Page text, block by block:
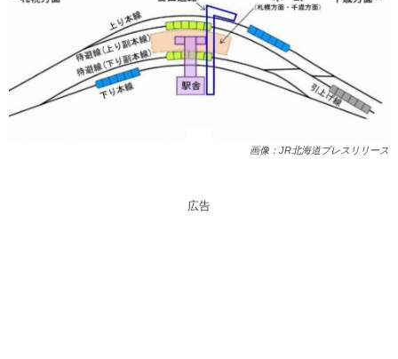
画像：JR北海道プレスリリース
広告